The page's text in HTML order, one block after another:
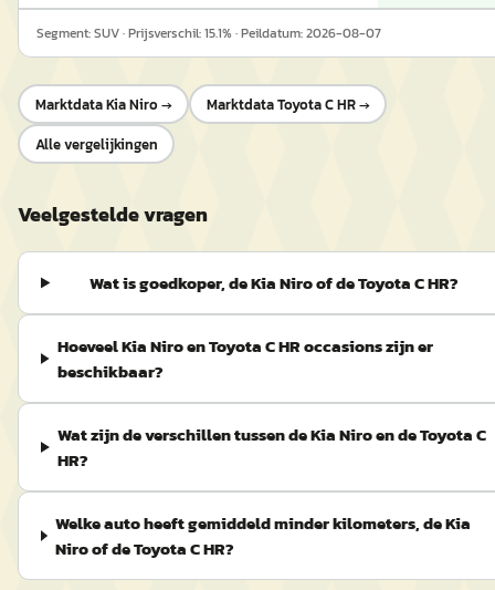
Segment:SUV· Prijsverschil:15.1% · Peildatum:2026-08-07
MarktdataKia Niro→ MarktdataToyota C HR→
Alle vergelijkingen
Veelgestelde vragen
Wat is goedkoper, de Kia Niro of de Toyota C HR?
Hoeveel Kia Niro en Toyota C HR occasions zijn er
beschikbaar?
Wat zijn de verschillen tussen de Kia Niro en de Toyota C
HR?
Welke auto heeft gemiddeld minder kilometers, de Kia
Niro of de Toyota C HR?